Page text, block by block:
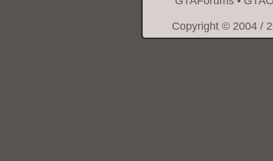
Copyright © 2004 /